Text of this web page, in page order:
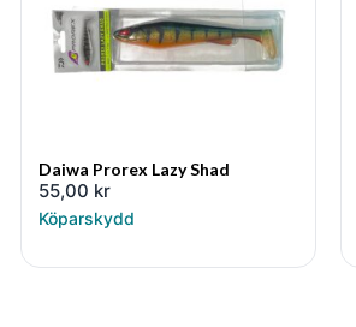
Daiwa Prorex Lazy Shad
55,00 kr
Köparskydd